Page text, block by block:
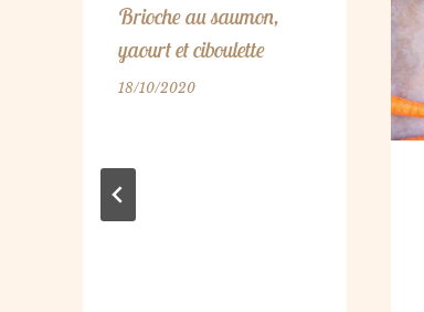
Brioche au saumon,
yaourt et ciboulette
18/10/2020